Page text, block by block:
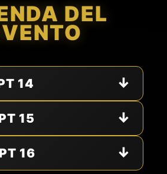
DEL
14 ↓
15 ↓
16 ↓